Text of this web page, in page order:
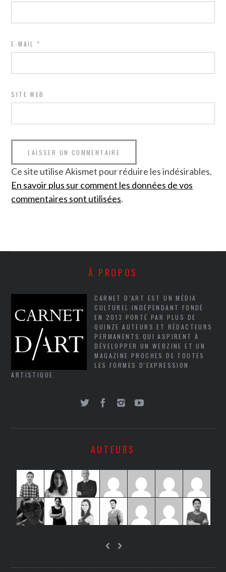
E-MAIL*
SITE WEB
Ce site utilise Akismet pour réduire les indésirables.
En savoir plus sur comment les données de vos
commentaires sont utilisées.
À PROPOS
CARNET D’ART EST UN MÉDIA
CULTUREL INDÉPENDANT FONDÉ
EN 2013 PORTÉ PAR PLUS DE
QUINZE AUTEURS ET RÉDACTEURS
PERMANENTS QUI ASPIRENT À
DÉVELOPPER UN WEBZINE ET UN
MAGAZINE PROCHES DE TOUTES
LES FORMES D'EXPRESSION
ARTISTIQUE.
AUTEURS